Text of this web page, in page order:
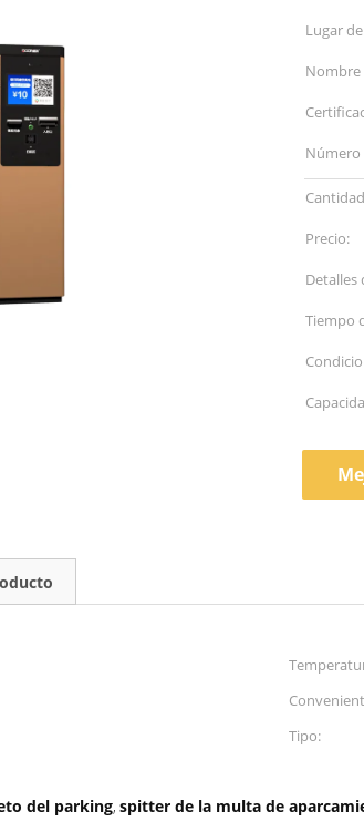
Lugar
Nombre
Número
mínima:
Precio:
Detalles
Tiempo
Tipo:
del parking, spitter de la multa de